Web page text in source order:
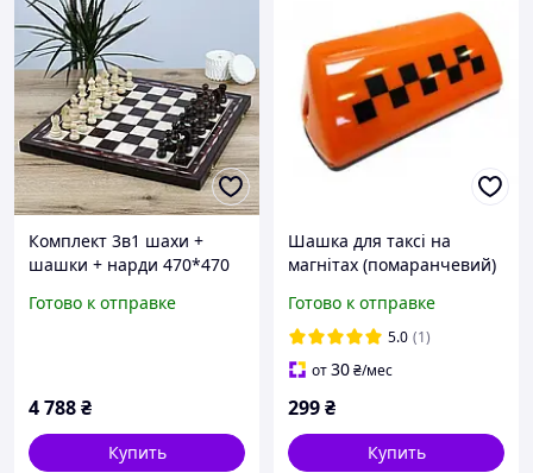
Комплект 3в1 шахи +
шашки + нарди 470*470
Готово к отправке
4 788₴
Купить
Шашка для таксі на
магнітах (помаранчевий)
Готово к отправке
5.0 (1)
от30₴/мес
299₴
Купить